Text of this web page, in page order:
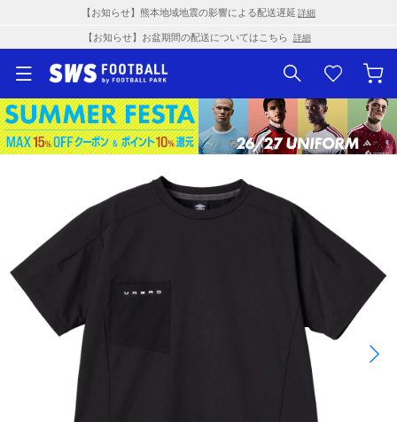
【お知らせ】熊本地域地震の影響による配送遅延 詳細
【お知らせ】お盆期間の配送についてはこちら 詳細